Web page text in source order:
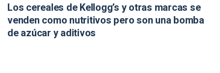
Los cereales de Kellogg’s y otras marcas se
venden como nutritivos pero son una bomba
de azúcar y aditivos